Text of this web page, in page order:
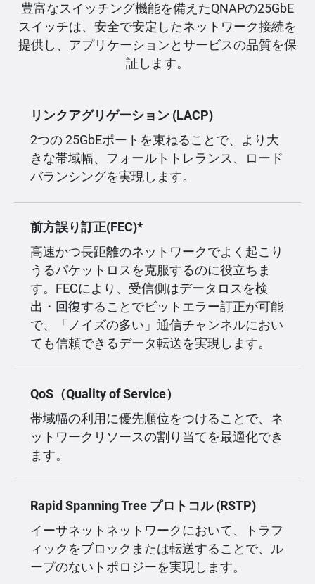
豊富なスイッチング機能を備えたQNAPの25GbE
スイッチは、安全で安定したネットワーク接続を
提供し、アプリケーションとサービスの品質を保
証します。
リンクアグリゲーション (LACP)
2つの 25GbEポートを束ねることで、より大
きな帯域幅、フォールトトレランス、ロード
バランシングを実現します。
前方誤り訂正(FEC)*
高速かつ長距離のネットワークでよく起こり
うるパケットロスを克服するのに役立ちま
す。FECにより、受信側はデータロスを検
出・回復することでビットエラー訂正が可能
で、「ノイズの多い」通信チャンネルにおい
ても信頼できるデータ転送を実現します。
QoS（Quality of Service）
帯域幅の利用に優先順位をつけることで、ネ
ットワークリソースの割り当てを最適化でき
ます。
Rapid Spanning Tree プロトコル (RSTP)
イーサネットネットワークにおいて、トラフ
ィックをブロックまたは転送することで、ル
ープのないトポロジーを実現します。